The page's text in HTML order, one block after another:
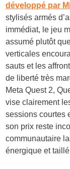
développé par
stylisés armés
immédiat, le jeu
assumé plutôt
verticales
sauts et les
de liberté très
Meta Quest 2,
vise clairement
sessions courtes
son prix reste
communautaire
énergique et